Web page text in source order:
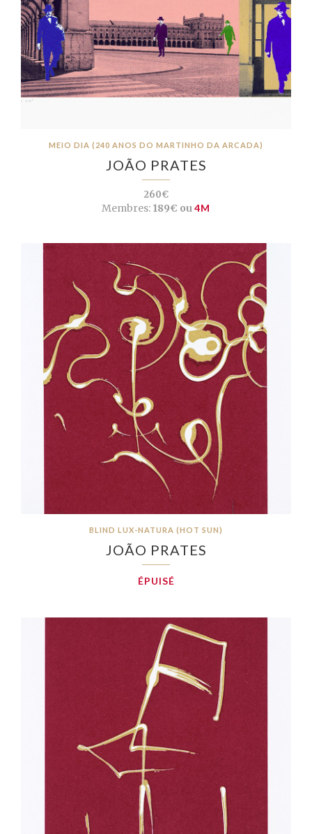
MEIO DIA (240 ANOS DO MARTINHO DA ARCADA)
JOÃO PRATES
260€
Membres: 189€ ou4M
BLIND LUX-NATURA (HOT SUN)
JOÃO PRATES
ÉPUISÉ